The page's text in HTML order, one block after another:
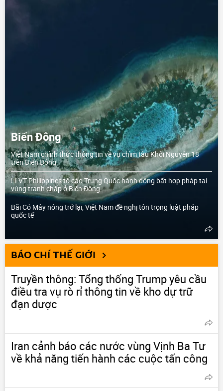
Biển Đông
Việt Nam chính thức thông tin về vụ chìm tàu Khôi Nguyên 18
trên Biển Đông
LLVT Philippines tố cáo Trung Quốc hành động bất hợp pháp tại
vùng tranh chấp ở Biển Đông
Bãi Cỏ Mây nóng trở lại, Việt Nam đề nghị tôn trọng luật pháp
quốc tế
BÁO CHÍ THẾ GIỚI
Truyền thông: Tổng thống Trump yêu cầu
điều tra vụ rò rỉ thông tin về kho dự trữ
đạn dược
Iran cảnh báo các nước vùng Vịnh Ba Tư
về khả năng tiến hành các cuộc tấn công